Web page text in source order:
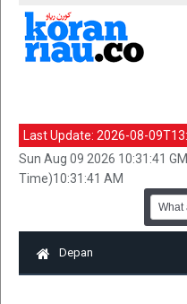
Last Update: 2026-08-
Sun Aug 09 2026 10:31:41
Time)10:31:41 AM
Depan